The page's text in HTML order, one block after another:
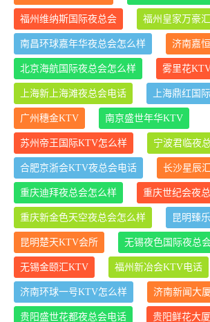
福州维纳斯国际夜总会 福州皇家万豪
南昌环球嘉年华夜总会怎么样 济南嘉
北京海航国际夜总会怎么样 雾里花
上海新上海滩夜总会电话 上海鼎红国
广州穗金KTV 南京盛世年华KTV
苏州帝王国际KTV怎么样 宁波君临夜
合肥京浙会KTV夜总会电话 长沙星辰
重庆迪拜夜总会怎么样 重庆世纪会夜
重庆新金色天空夜总会怎么样 昆明臻
昆明楚天KTV会所 无锡夜色国际夜总
无锡金颐汇KTV 福州新冶会KTV电话
济南环球一号KTV怎么样 济南新闻大
贵阳盛世花都夜总会电话 贵阳鲜花大